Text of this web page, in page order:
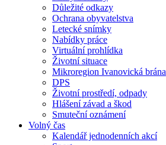
Důležité odkazy
Ochrana obyvatelstva
Letecké snímky
Nabídky práce
Virtuální prohlídka
Životní situace
Mikroregion Ivanovická brána
DPS
Životní prostředí, odpady
Hlášení závad a škod
Smuteční oznámení
Volný čas
Kalendář jednodenních akcí